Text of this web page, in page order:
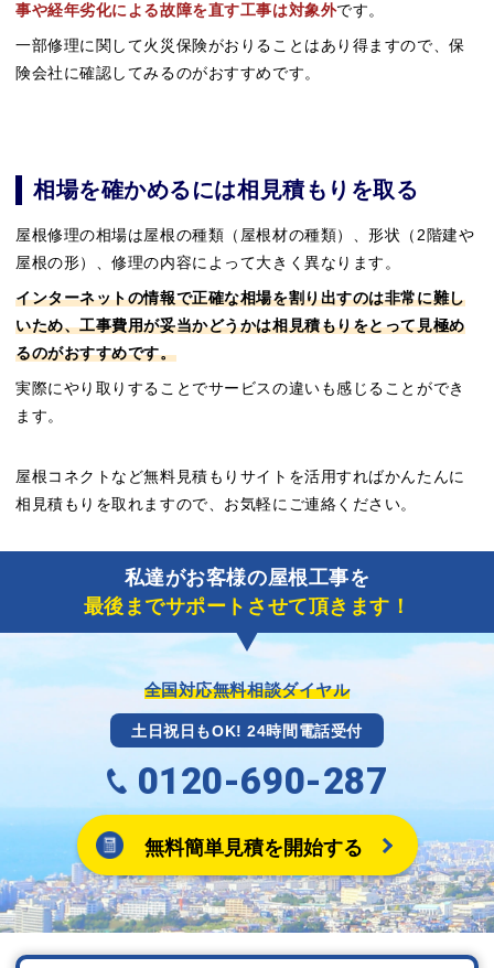
事や経年劣化による故障を直す工事は対象外です。
一部修理に関して火災保険がおりることはあり得ますので、保
険会社に確認してみるのがおすすめです。
相場を確かめるには相見積もりを取る
屋根修理の相場は屋根の種類（屋根材の種類）、形状（2階建や
屋根の形）、修理の内容によって大きく異なります。
インターネットの情報で正確な相場を割り出すのは非常に難し
いため、工事費用が妥当かどうかは相見積もりをとって見極め
るのがおすすめです。
実際にやり取りすることでサービスの違いも感じることができ
ます。
屋根コネクトなど無料見積もりサイトを活用すればかんたんに
相見積もりを取れますので、お気軽にご連絡ください。
私達がお客様の屋根工事を
最後までサポートさせて頂きます！
全国対応無料相談ダイヤル
土日祝日もOK! 24時間電話受付
0120-690-287
無料簡単見積を開始する